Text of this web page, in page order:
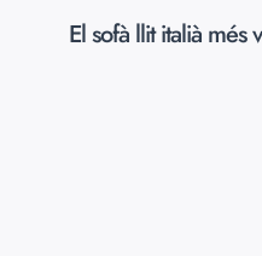
El sofà llit italià